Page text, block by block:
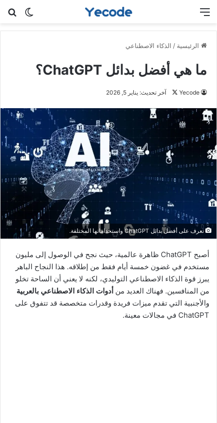
الوضع القائمة
الرئيسية / الذكاء الاصطناعي
ما هي أفضل بدائل ChatGPT؟
Yecode
ب
ع
ل
ى
آخر تحديث: يناير 5, 2026
تعرف على أفضل بدائل ChatGPT واستخداماتها المختلفة.
أصبح ChatGPT ظاهرة عالمية، حيث نجح في الوصول إلى مليون
مستخدم في غضون خمسة أيام فقط من إطلاقه. هذا النجاح الباهر
يبرز قوة الذكاء الاصطناعي التوليدي، لكنه لا يعني أن الساحة تخلو
من المنافسين. فهناك العديد من أدوات الذكاء الاصطناعي بالعربية
والأجنبية التي تقدم ميزات فريدة وقدرات متخصصة قد تتفوق على
ChatGPT في مجالات معينة.